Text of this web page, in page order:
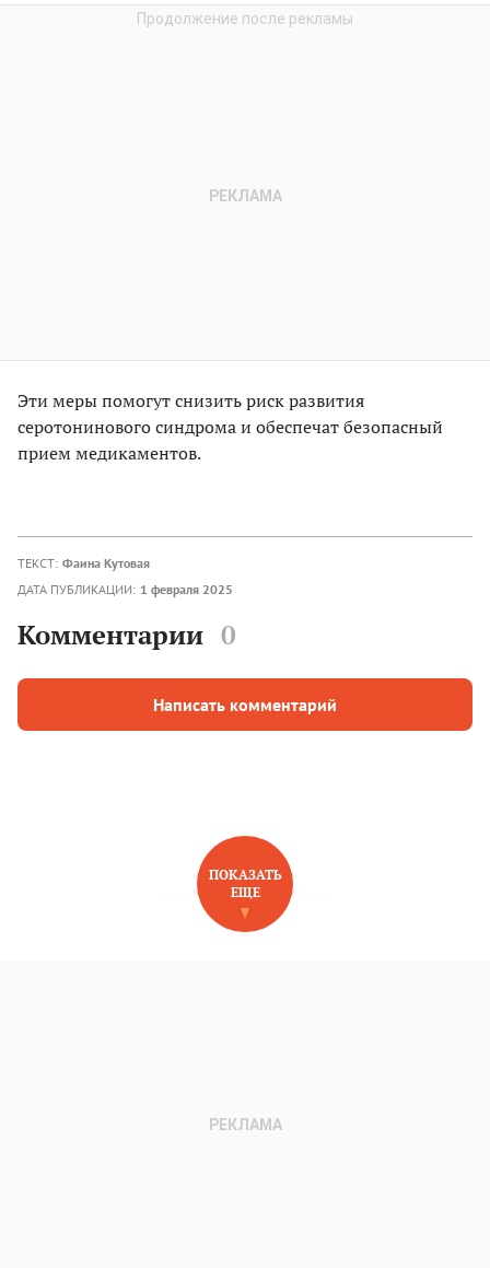
Эти меры помогут снизить риск развития
серотонинового синдрома и обеспечат безопасный
прием медикаментов.
ТЕКСТ: Фаина Кутовая
ДАТА ПУБЛИКАЦИИ: 1 февраля 2025
Комментарии 0
Написать комментарий
НОВОЕ НА САЙТЕ
ПОКАЗАТЬ
ЕЩЕ